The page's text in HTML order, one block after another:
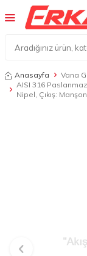
Anasayfa Vana
AISI 316 Paslanmaz
Nipel, Çıkış: